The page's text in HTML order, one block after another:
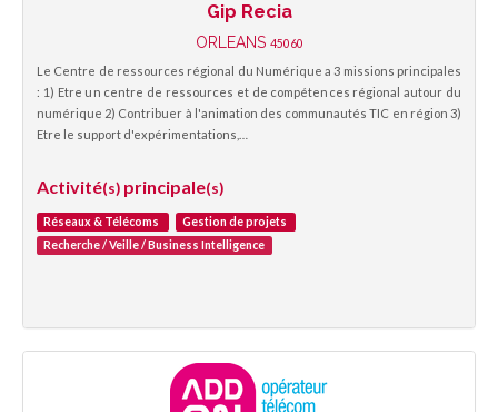
Gip Recia
ORLEANS 45060
Le Centre de ressources régional du Numérique a 3 missions principales
: 1) Etre un centre de ressources et de compétences régional autour du
numérique 2) Contribuer à l'animation des communautés TIC en région 3)
Etre le support d'expérimentations,…
Activité(s) principale(s)
Réseaux & Télécoms
Gestion de projets
Recherche / Veille / Business Intelligence